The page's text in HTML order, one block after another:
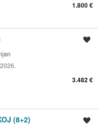
1.800 €
3.482 €
(8+2)